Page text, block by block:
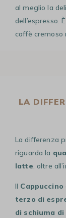
al meglio la
dell’espresso.
caffè cremoso
LA
La differenza
riguarda la
latte, oltre
Il Cappuccino
terzo di
di schiuma di